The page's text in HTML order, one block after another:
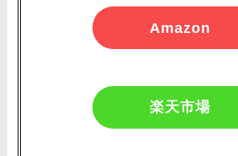
Amazon
楽天市場